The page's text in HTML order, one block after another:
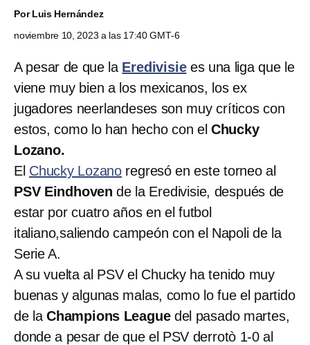
PorLuis Hernández
noviembre 10, 2023 a las 17:40 GMT-6
A pesar de que la Eredivisiees una liga que le
viene muy bien a los mexicanos, los ex
jugadores neerlandeses son muy críticos con
estos, como lo han hecho con el Chucky
Lozano.
El Chucky Lozano regresó en este torneo al
PSV Eindhovende la Eredivisie, después de
estar por cuatro años en el futbol
italiano,saliendo campeón con el Napoli de la
Serie A.
A su vuelta al PSV el Chucky ha tenido muy
buenas y algunas malas, como lo fue el partido
de la Champions Leaguedel pasado martes,
donde a pesar de que el PSV derrotò 1-0 al